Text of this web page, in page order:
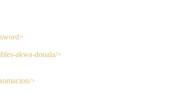
akwa-douala/>
>